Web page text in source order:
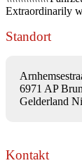
Extraordinarily
Standort
6971 AP
Gelderland
Kontakt